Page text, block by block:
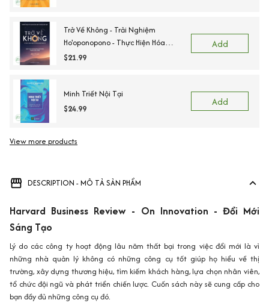
Trở Về Không - Trải Nghiệm
Ho'oponopono - Thực Hiện Hóa
Những Phép Màu Trong Cuộc Sống
$21.99
Add
Minh Triết Nội Tại
$24.99
Add
View more products
DESCRIPTION - MÔ TẢ SẢN PHẨM
Harvard Business Review - On Innovation - Đổi Mới
Sáng Tạo
Lý do các công ty hoạt động lâu năm thất bại trong việc đổi mới là vì
những nhà quản lý không có những công cụ tốt giúp họ hiểu về thị
trường, xây dựng thương hiệu, tìm kiếm khách hàng, lựa chọn nhân viên,
tổ chức đội ngũ và phát triển chiến lược. Cuốn sách này sẽ cung cấp cho
bạn đầy đủ những công cụ đó.